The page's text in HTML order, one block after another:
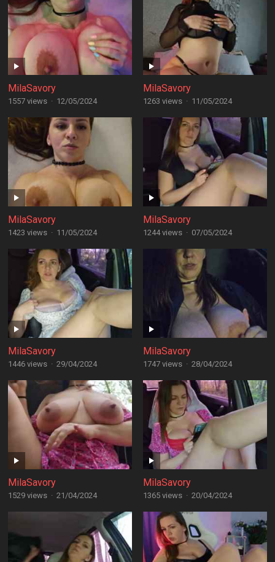
MilaSavory
1557 views · 12/05/2024
MilaSavory
1263 views · 11/05/2024
MilaSavory
1423 views · 11/05/2024
MilaSavory
1244 views · 07/05/2024
MilaSavory
1446 views · 29/04/2024
MilaSavory
1747 views · 28/04/2024
MilaSavory
1529 views · 21/04/2024
MilaSavory
1365 views · 20/04/2024